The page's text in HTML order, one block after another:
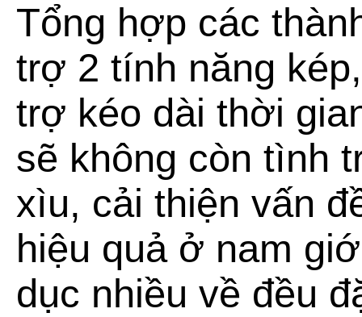
Tổng hợp các
trợ 2 tính năng
trợ kéo dài thời
sẽ không còn tình
xìu, cải thiện vấn
hiệu quả ở nam
dục nhiều về đều